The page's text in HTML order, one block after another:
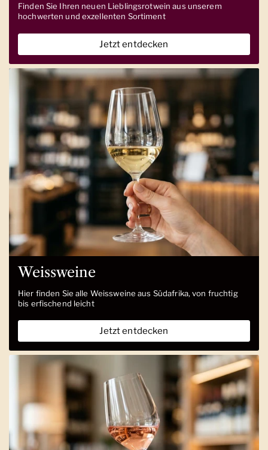
Finden Sie Ihren neuen Lieblingsrotwein aus unserem
hochwerten und exzellenten Sortiment
Jetzt entdecken
Weissweine
Hier finden Sie alle Weissweine aus Südafrika, von fruchtig
bis erfischend leicht
Jetzt entdecken